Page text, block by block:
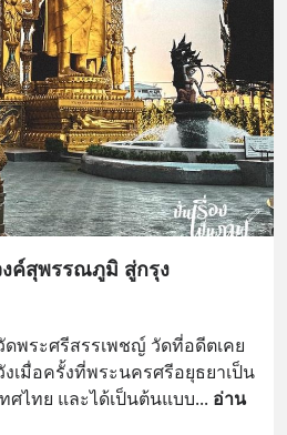
ค์สุพรรณภูมิ สู่กรุง
ดพระศรีสรรเพชญ์ วัดที่อดีตเคย
เมื่อครั้งที่พระนครศรีอยุธยาเป็น
ศไทย และได้เป็นต้นแบบ... อ่าน